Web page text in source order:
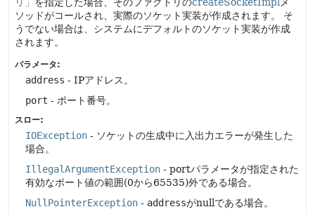
ソッドがコールされ、実際のソケット実装が作成されます。
そ
うでない場合は、システムにデフォルトのソケット実装が作成
されます。
パラメータ:
address - IPアドレス。
port - ポート番号。
スロー:
IOException - ソケットの生成中に入出力エラーが発生した
場合。
IllegalArgumentException - portパラメータが指定された
有効なポート値の範囲(0から65535)外である場合。
NullPointerException - addressがnullである場合。